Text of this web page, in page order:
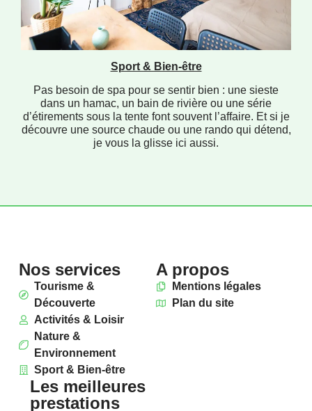
Sport & Bien-être
Pas besoin de spa pour se sentir bien : une sieste
dans un hamac, un bain de rivière ou une série
d’étirements sous la tente font souvent l’affaire. Et si je
découvre une source chaude ou une rando qui détend,
je vous la glisse ici aussi.
Nos services
Tourisme &
Découverte
Activités & Loisir
Nature &
Environnement
Sport & Bien-être
A propos
Mentions légales
Plan du site
Les meilleures
prestations